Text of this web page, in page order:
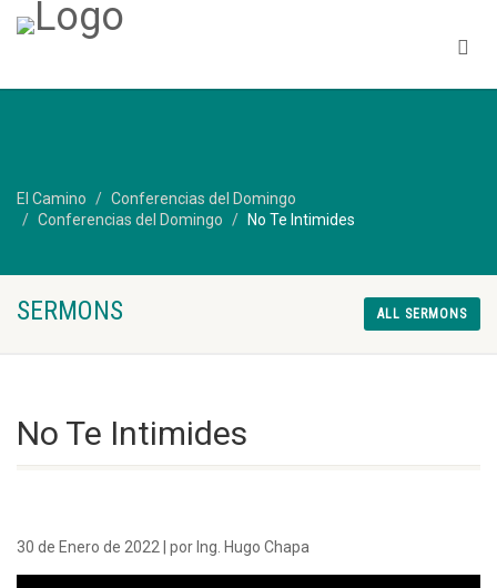
El Camino
Conferencias del Domingo
Conferencias del Domingo
No Te Intimides
SERMONS ALL SERMONS
No Te Intimides
30 de Enero de 2022 | por Ing. Hugo Chapa